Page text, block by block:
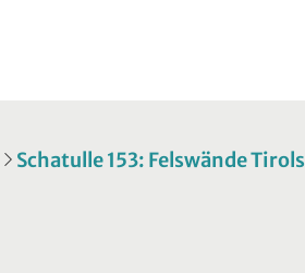
Schatulle 153: Felswände Tirols